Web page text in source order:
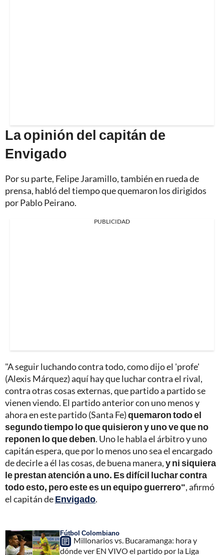
La opinión del capitán de
Envigado
Por su parte, Felipe Jaramillo, también en rueda de
prensa, habló del tiempo que quemaron los dirigidos
por Pablo Peirano.
PUBLICIDAD
"A seguir luchando contra todo, como dijo el 'profe'
(Alexis Márquez) aquí hay que luchar contra el rival,
contra otras cosas externas, que partido a partido se
vienen viendo. El partido anterior con uno menos y
ahora en este partido (Santa Fe)quemaron todo el
segundo tiempo lo que quisieron y uno ve que no
reponen lo que deben. Uno le habla el árbitro y uno
capitán espera, que por lo menos uno sea el encargado
de decirle a él las cosas, de buena manera,y ni siquiera
le prestan atención a uno. Es difícil luchar contra
todo esto, pero este es un equipo guerrero", afirmó
el capitán deEnvigado.
Fútbol Colombiano
Millonarios vs. Bucaramanga: hora y
dónde ver EN VIVO el partido por la Liga